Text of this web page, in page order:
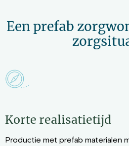
Een prefab
Korte realisatietijd
Productie met prefab materialen